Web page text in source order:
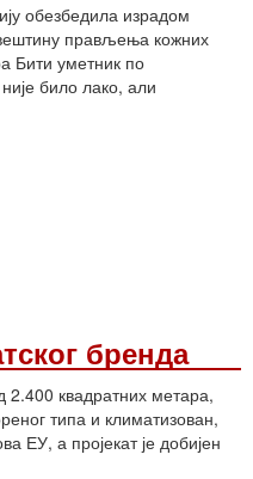
обезбедила израдом
прављења кожних
Бити уметник по
било лако, али
бренда
2.400 квадратних метара,
типа и климатизован,
ЕУ, а пројекат је добијен